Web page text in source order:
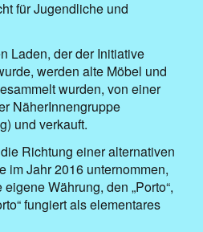
für Jugendliche und
Laden, der der Initiative
werden alte Möbel und
wurden, von einer
NäherInnengruppe
und verkauft.
Richtung einer alternativen
im Jahr 2016 unternommen,
Währung, den „Porto“,
fungiert als elementares